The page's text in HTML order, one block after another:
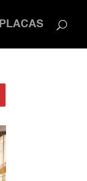
PLACAS